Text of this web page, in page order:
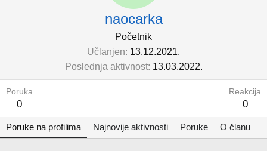
naocarka
Početnik
Učlanjen 13.12.2021.
Poslednja aktivnost 13.03.2022.
Poruka
0
Reakcija
0
Poruke na profilima Najnovije aktivnosti Poruke O članu